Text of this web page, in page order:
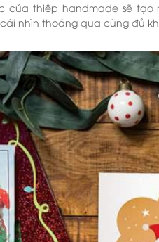
của thiệp handmade sẽ
nhìn thoáng qua cũng đủ